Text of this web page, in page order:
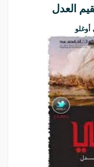
العدل
أوغلو